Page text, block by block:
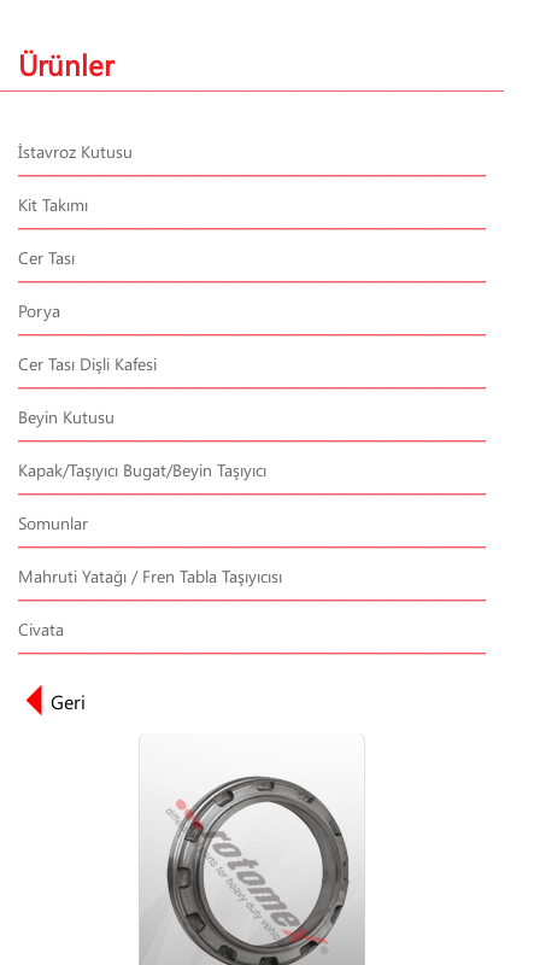
Ürünler
İstavroz Kutusu
Kit Takımı
Cer Tası
Porya
Cer Tası Dişli Kafesi
Beyin Kutusu
Kapak/Taşıyıcı Bugat/Beyin Taşıyıcı
Somunlar
Mahruti Yatağı / Fren Tabla Taşıyıcısı
Civata